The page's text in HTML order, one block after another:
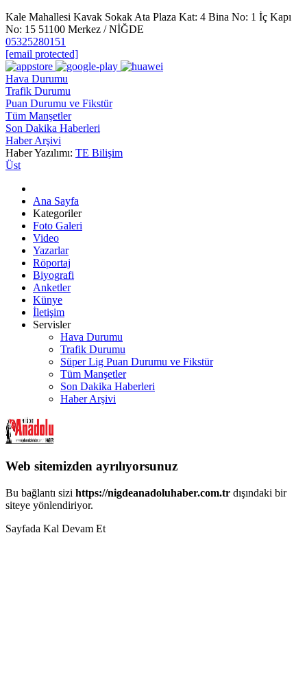
Kale Mahallesi Kavak Sokak Ata Plaza Kat: 4 Bina No: 1 İç Kapı
No: 15 51100 Merkez / NİĞDE
05325280151
[email protected]
Hava Durumu
Trafik Durumu
Puan Durumu ve Fikstür
Tüm Manşetler
Son Dakika Haberleri
Haber Arşivi
Haber Yazılımı: TE Bilişim
Üst
Ana Sayfa
Kategoriler
Foto Galeri
Video
Yazarlar
Röportaj
Biyografi
Anketler
Künye
İletişim
Servisler
Hava Durumu
Trafik Durumu
Süper Lig Puan Durumu ve Fikstür
Tüm Manşetler
Son Dakika Haberleri
Haber Arşivi
Web sitemizden ayrılıyorsunuz
Bu bağlantı sizi https://nigdeanadoluhaber.com.tr dışındaki bir
siteye yönlendiriyor.
Sayfada Kal Devam Et